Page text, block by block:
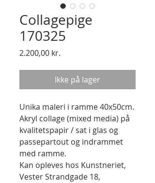
Collagepige
170325
2.200,00 kr.
Ikke på lager
Unika maleri i ramme 40x50cm.
Akryl collage (mixed media) på
kvalitetspapir / sat i glas og
passepartout og indrammet
med ramme.
Kan opleves hos Kunstneriet,
Vester Strandgade 18,